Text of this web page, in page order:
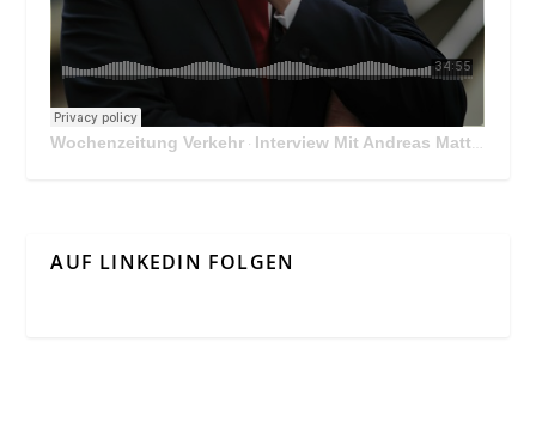
Wochenzeitung Verkehr · Interview Mit Andreas Matthä, CEO der ÖBB Holding
AUF LINKEDIN FOLGEN